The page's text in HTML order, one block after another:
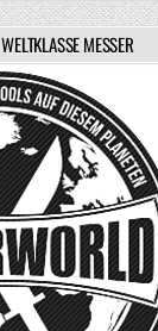
WELTKLASSE MESSER